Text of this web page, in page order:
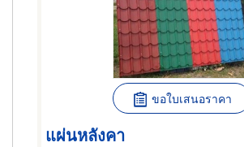
ขอใบเสนอราคา
แผ่นหลังคา